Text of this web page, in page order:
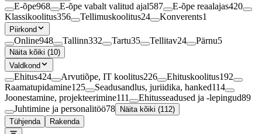
E-õpe968 E-õpe vabalt valitud ajal587 E-õpe reaalajas420
Klassikoolitus356 Tellimuskoolitus24 Konverents1
Piirkond
Online948 Tallinn332 Tartu35 Tellitav24 Pärnu5
Näita kõiki (10)
Valdkond
Ehitus424 Arvutiõpe, IT koolitus226 Ehituskoolitus192
Raamatupidamine125 Seadusandlus, juriidika, hanked114
Joonestamine, projekteerimine111 Ehitusseadused ja -lepingud89
Juhtimine ja personalitöö78
Näita kõiki (112)
Tühjenda
Rakenda